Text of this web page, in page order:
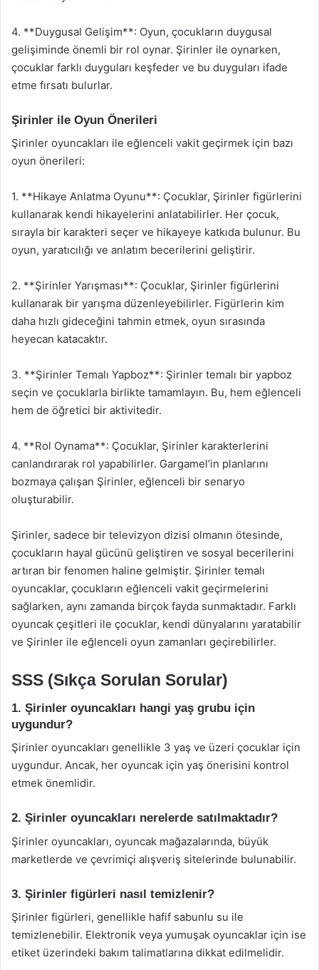
4. **Duygusal Gelişim**: Oyun, çocukların duygusal
gelişiminde önemli bir rol oynar. Şirinler ile oynarken,
çocuklar farklı duyguları keşfeder ve bu duyguları ifade
etme fırsatı bulurlar.
Şirinler ile Oyun Önerileri
Şirinler oyuncakları ile eğlenceli vakit geçirmek için bazı
oyun önerileri:
1. **Hikaye Anlatma Oyunu**: Çocuklar, Şirinler figürlerini
kullanarak kendi hikayelerini anlatabilirler. Her çocuk,
sırayla bir karakteri seçer ve hikayeye katkıda bulunur. Bu
oyun, yaratıcılığı ve anlatım becerilerini geliştirir.
2. **Şirinler Yarışması**: Çocuklar, Şirinler figürlerini
kullanarak bir yarışma düzenleyebilirler. Figürlerin kim
daha hızlı gideceğini tahmin etmek, oyun sırasında
heyecan katacaktır.
3. **Şirinler Temalı Yapboz**: Şirinler temalı bir yapboz
seçin ve çocuklarla birlikte tamamlayın. Bu, hem eğlenceli
hem de öğretici bir aktivitedir.
4. **Rol Oynama**: Çocuklar, Şirinler karakterlerini
canlandırarak rol yapabilirler. Gargamel’in planlarını
bozmaya çalışan Şirinler, eğlenceli bir senaryo
oluşturabilir.
Şirinler, sadece bir televizyon dizisi olmanın ötesinde,
çocukların hayal gücünü geliştiren ve sosyal becerilerini
artıran bir fenomen haline gelmiştir. Şirinler temalı
oyuncaklar, çocukların eğlenceli vakit geçirmelerini
sağlarken, aynı zamanda birçok fayda sunmaktadır. Farklı
oyuncak çeşitleri ile çocuklar, kendi dünyalarını yaratabilir
ve Şirinler ile eğlenceli oyun zamanları geçirebilirler.
SSS (Sıkça Sorulan Sorular)
1. Şirinler oyuncakları hangi yaş grubu için
uygundur?
Şirinler oyuncakları genellikle 3 yaş ve üzeri çocuklar için
uygundur. Ancak, her oyuncak için yaş önerisini kontrol
etmek önemlidir.
2. Şirinler oyuncakları nerelerde satılmaktadır?
Şirinler oyuncakları, oyuncak mağazalarında, büyük
marketlerde ve çevrimiçi alışveriş sitelerinde bulunabilir.
3. Şirinler figürleri nasıl temizlenir?
Şirinler figürleri, genellikle hafif sabunlu su ile
temizlenebilir. Elektronik veya yumuşak oyuncaklar için ise
etiket üzerindeki bakım talimatlarına dikkat edilmelidir.